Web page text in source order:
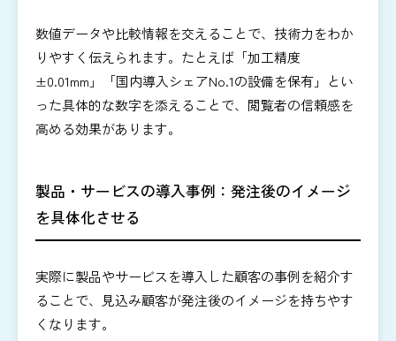
数値データや比較情報を交えることで、技術力をわか
りやすく伝えられます。たとえば「加工精度
±0.01mm」「国内導入シェアNo.1の設備を保有」とい
った具体的な数字を添えることで、閲覧者の信頼感を
高める効果があります。
製品・サービスの導入事例：発注後のイメージ
を具体化させる
実際に製品やサービスを導入した顧客の事例を紹介す
ることで、見込み顧客が発注後のイメージを持ちやす
くなります。